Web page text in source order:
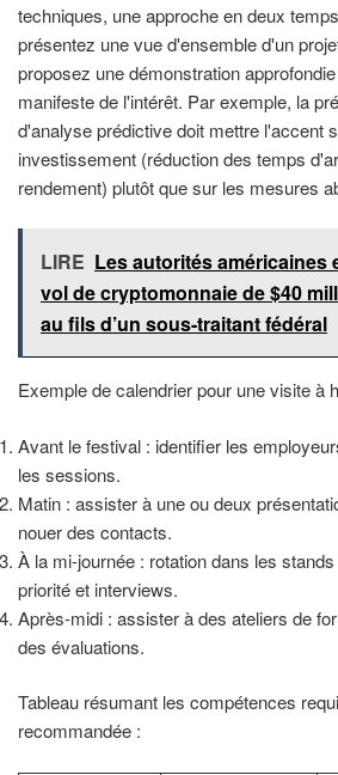
techniques, une approche en deux
présentez une vue d'ensemble d'un
proposez une démonstration
manifeste de l'intérêt. Par exemple, la
d'analyse prédictive doit mettre l'accent
investissement (réduction des temps
rendement) plutôt que sur les mesures
LIRE Les autorités américaines
vol de cryptomonnaie de $40
au fils d’un sous-traitant fédéral
Exemple de calendrier pour une visite à
Avant le festival : identifier les
les sessions.
Matin : assister à une ou deux
nouer des contacts.
À la mi-journée : rotation dans les
priorité et interviews.
Après-midi : assister à des ateliers de
des évaluations.
Tableau résumant les compétences
recommandée :